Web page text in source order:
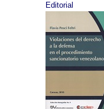
Editorial